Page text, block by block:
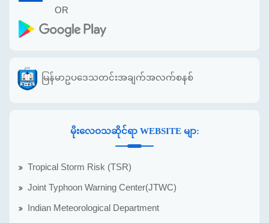
OR
မြန်မာဥပဒေသတင်းအချက်အလက်စနစ်
မိုးလေဝသဆိုင်ရာ WEBSITE မျာ:
Tropical Storm Risk (TSR)
Joint Typhoon Warning Center(JTWC)
Indian Meteorological Department